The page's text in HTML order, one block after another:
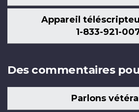
Appareil
1-833-921-
Des commentaires
Parlons